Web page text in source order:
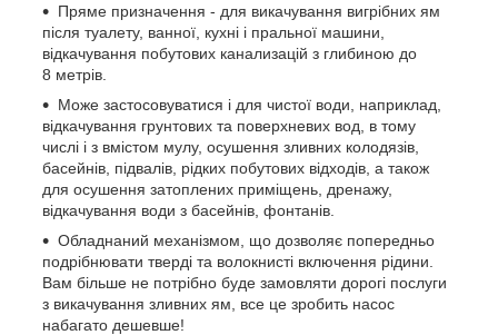
Пряме призначення - для викачування вигрібних ям
після туалету, ванної, кухні і пральної машини,
відкачування побутових канализацій з глибиною до
8 метрів.
Може застосовуватися і для чистої води, наприклад,
відкачування грунтових та поверхневих вод, в тому
числі і з вмістом мулу, осушення зливних колодязів,
басейнів, підвалів, рідких побутових відходів, а також
для осушення затоплених приміщень, дренажу,
відкачування води з басейнів, фонтанів.
Обладнаний механізмом, що дозволяє попередньо
подрібнювати тверді та волокнисті включення рідини.
Вам більше не потрібно буде замовляти дорогі послуги
з викачування зливних ям, все це зробить насос
набагато дешевше!